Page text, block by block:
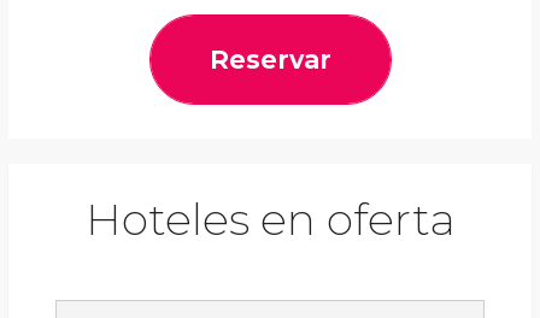
Reservar
Hoteles en oferta